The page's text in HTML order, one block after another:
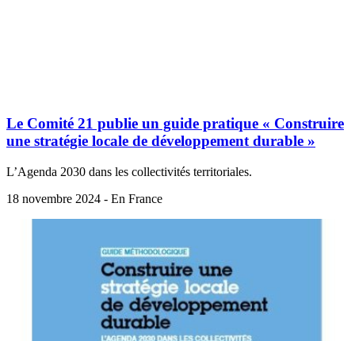
Le Comité 21 publie un guide pratique « Construire
une stratégie locale de développement durable »
L’Agenda 2030 dans les collectivités territoriales.
18 novembre 2024 - En France